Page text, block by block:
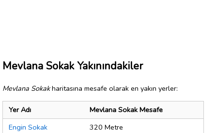
Mevlana Sokak Yakınındakiler
Mevlana Sokakharitasına mesafe olarak en yakın yerler:
Yer Adı
Mevlana Sokak Mesafe
Engin Sokak
320 Metre